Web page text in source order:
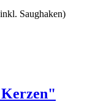
Saughaken)